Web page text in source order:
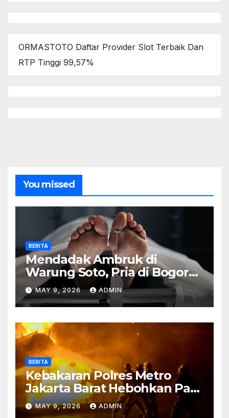
ORMASTOTO Daftar Provider Slot Terbaik Dan
RTP Tinggi 99,57%
You missed
BERITA
Mendadak Ambruk di
Warung Soto, Pria di Bogor
Meninggal Sebelum Makan
MAY 9, 2026 ADMIN
BERITA
Kebakaran Polres Metro
Jakarta Barat Hebohkan Pagi
Hari, Ini Fakta Terbarunya
MAY 9, 2026 ADMIN